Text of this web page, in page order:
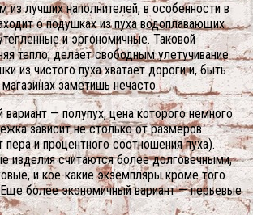
из лучших наполнителей, в особенности в
о подушках из пуха водоплавающих
и эргономичные. Таковой
тепло, делает свободным улетучивание
из чистого пуха хватает дороги и, быть
заметишь нечасто.
вариант — полупух, цена которого немного
зависит не столько от размеров
пера и процентного соотношения пуха).
изделия считаются более долговечными,
и кое-какие экземпляры кроме того
более экономичный вариант — перьевые